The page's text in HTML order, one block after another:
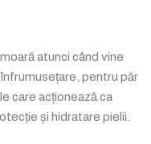
atunci când vine
pentru păr
care acționează ca
și hidratare pielii.